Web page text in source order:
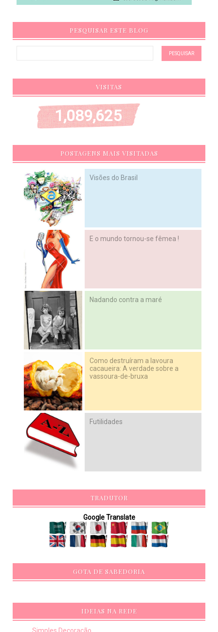
PESQUISAR ESTE BLOG
VISITAS
1,089,625
POSTAGENS MAIS VISITADAS
Visões do Brasil
E o mundo tornou-se fêmea !
Nadando contra a maré
Como destruíram a lavoura
cacaueira: A verdade sobre a
vassoura-de-bruxa
Futilidades
TRADUTOR
Google Translate
GOTA DE SABEDORIA
IDEIAS NA REDE